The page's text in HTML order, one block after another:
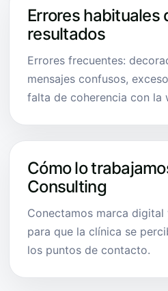
Errores habituales
resultados
Errores frecuentes:
mensajes confusos,
falta de coherencia con la
Cómo lo
Consulting
Conectamos marca
para que la clínica se
los puntos de contacto.